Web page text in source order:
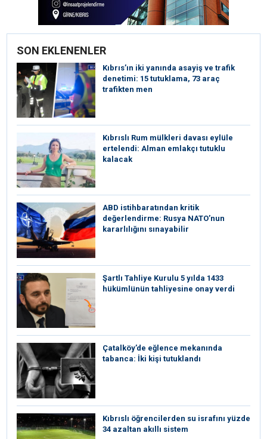
SON EKLENENLER
Kıbrıs’ın iki yanında asayiş ve trafik
denetimi: 15 tutuklama, 73 araç
trafikten men
Kıbrıslı Rum mülkleri davası eylüle
ertelendi: Alman emlakçı tutuklu
kalacak
ABD istihbaratından kritik
değerlendirme: Rusya NATO’nun
kararlılığını sınayabilir
Şartlı Tahliye Kurulu 5 yılda 1433
hükümlünün tahliyesine onay verdi
Çatalköy’de eğlence mekanında
tabanca: İki kişi tutuklandı
Kıbrıslı öğrencilerden su israfını yüzde
34 azaltan akıllı sistem